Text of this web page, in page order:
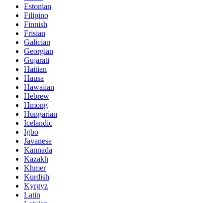
Estonian
Filipino
Finnish
Frisian
Galician
Georgian
Gujarati
Haitian
Hausa
Hawaiian
Hebrew
Hmong
Hungarian
Icelandic
Igbo
Javanese
Kannada
Kazakh
Khmer
Kurdish
Kyrgyz
Latin